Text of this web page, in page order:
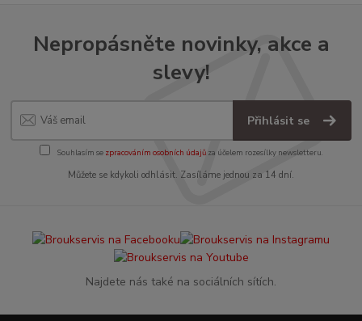
Nepropásněte novinky, akce a
slevy!
Přihlásit se
Souhlasím se zpracováním osobních údajůza účelem rozesílky newsletteru.
Můžete se kdykoli odhlásit. Zasíláme jednou za 14 dní.
Najdete nás také na sociálních sítích.